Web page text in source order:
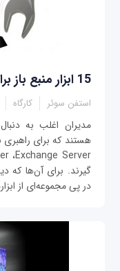
15 ابزار منبع‌ باز برای مدیران ویندوز - بخش دوم
استفن سوئر کارگاه
مدیران اغلب به
هستند که برای
گیرند. برای آن‌ها که
در پی مجموعه‌ای از